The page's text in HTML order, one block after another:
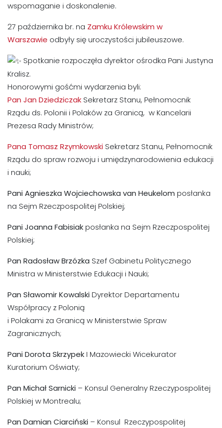
wspomaganie i doskonalenie.
27 października br. na Zamku Królewskim w
Warszawie odbyły się uroczystości jubileuszowe.
Spotkanie rozpoczęła dyrektor ośrodka Pani Justyna
Kralisz.
Honorowymi gośćmi wydarzenia byli:
Pan Jan Dziedziczak Sekretarz Stanu, Pełnomocnik
Rządu ds. Polonii i Polaków za Granicą, w Kancelarii
Prezesa Rady Ministrów;
Pana Tomasz Rzymkowski Sekretarz Stanu, Pełnomocnik
Rządu do spraw rozwoju i umiędzynarodowienia edukacji
i nauki;
Pani Agnieszka Wojciechowska van Heukelom posłanka
na Sejm Rzeczpospolitej Polskiej;
Pani Joanna Fabisiakposłanka na Sejm Rzeczpospolitej
Polskiej;
Pan Radosław Brzózka Szef Gabinetu Politycznego
Ministra w Ministerstwie Edukacji i Nauki;
Pan Sławomir KowalskiDyrektor Departamentu
Współpracy z Polonią
i Polakami za Granicą w Ministerstwie Spraw
Zagranicznych;
Pani Dorota SkrzypekI Mazowiecki Wicekurator
Kuratorium Oświaty;
Pan Michał Sarnicki – Konsul Generalny Rzeczypospolitej
Polskiej w Montrealu;
Pan Damian Ciarciński – Konsul Rzeczypospolitej